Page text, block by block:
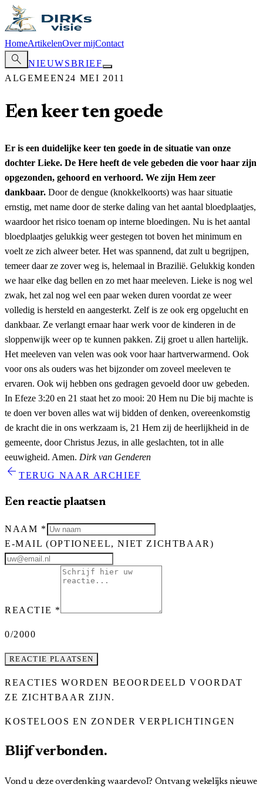
HomeArtikelenOver mijContact
search
NIEUWSBRIEF
ALGEMEEN 24 MEI 2011
Een keer ten goede
Er is een duidelijke keer ten goede in de situatie van onze
dochter Lieke. De Here heeft de vele gebeden die voor haar zijn
opgezonden, gehoord en verhoord. We zijn Hem zeer
dankbaar. Door de dengue (knokkelkoorts) was haar situatie
ernstig, met name door de sterke daling van het aantal bloedplaatjes,
waardoor het risico toenam op interne bloedingen. Nu is het aantal
bloedplaatjes gelukkig weer gestegen tot boven het minimum en
voelt ze zich alweer beter. Het was spannend, dat zult u begrijpen,
temeer daar ze zover weg is, helemaal in Brazilië. Gelukkig konden
we haar elke dag bellen en zo met haar meeleven. Lieke is nog wel
zwak, het zal nog wel een paar weken duren voordat ze weer
volledig is hersteld en aangesterkt. Zelf is ze ook erg opgelucht en
dankbaar. Ze verlangt ernaar haar werk voor de kinderen in de
sloppenwijk weer op te kunnen pakken. Zij groet u allen hartelijk.
Het meeleven van velen was ook voor haar hartverwarmend. Ook
voor ons als ouders was het bijzonder om zoveel meeleven te
ervaren. Ook wij hebben ons gedragen gevoeld door uw gebeden.
In Efeze 3:20 en 21 staat het zo mooi: 20 Hem nu Die bij machte is
te doen ver boven alles wat wij bidden of denken, overeenkomstig
de kracht die in ons werkzaam is, 21 Hem zij de heerlijkheid in de
gemeente, door Christus Jezus, in alle geslachten, tot in alle
eeuwigheid. Amen. Dirk van Genderen
arrow_back TERUG NAAR ARCHIEF
Een reactie plaatsen
NAAM *
E-MAIL(OPTIONEEL, NIET ZICHTBAAR)
REACTIE *
0/2000
REACTIE PLAATSEN
REACTIES WORDEN BEOORDEELD VOORDAT
ZE ZICHTBAAR ZIJN.
KOSTELOOS EN ZONDER VERPLICHTINGEN
Blijf verbonden.
Vond u deze overdenking waardevol? Ontvang wekelijks nieuwe